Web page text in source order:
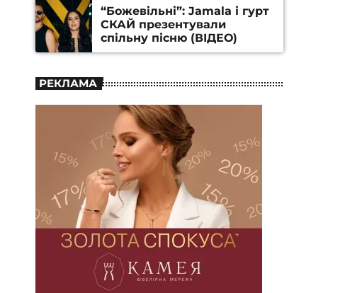
“Божевільні”: Jamala і гурт
СКАЙ презентували
спільну пісню (ВІДЕО)
РЕКЛАМА